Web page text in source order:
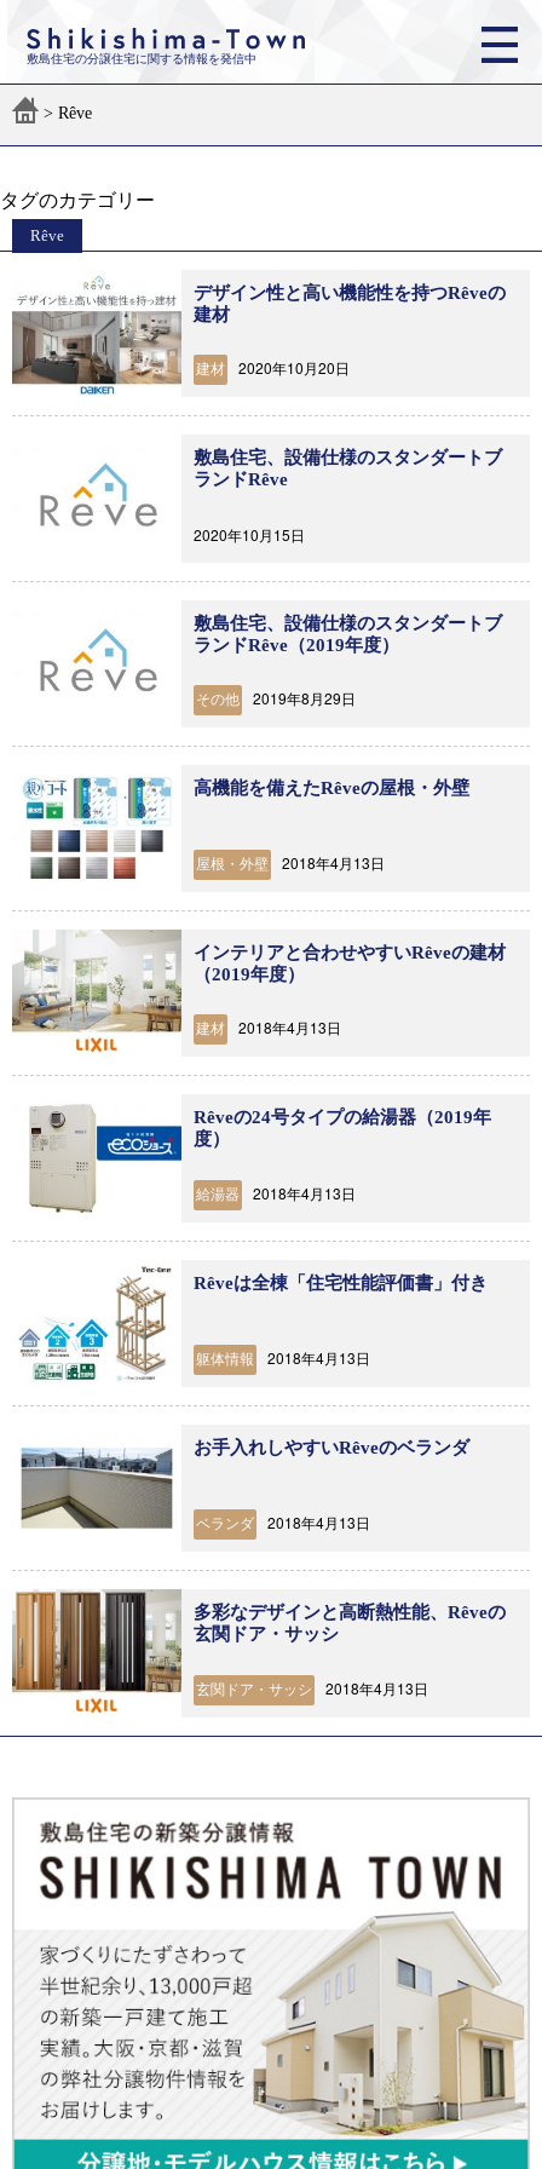
敷島住宅の分譲住宅に関する情報を発信中
> Rêve
タグのカテゴリー
Rêve
デザイン性と高い機能性を持つRêveの
建材
建材 2020年10月20日
敷島住宅、設備仕様のスタンダートブ
ランドRêve
2020年10月15日
敷島住宅、設備仕様のスタンダートブ
ランドRêve（2019年度）
その他 2019年8月29日
高機能を備えたRêveの屋根・外壁
屋根・外壁 2018年4月13日
インテリアと合わせやすいRêveの建材
（2019年度）
建材 2018年4月13日
Rêveの24号タイプの給湯器（2019年
度）
給湯器 2018年4月13日
Rêveは全棟「住宅性能評価書」付き
躯体情報 2018年4月13日
お手入れしやすいRêveのベランダ
ベランダ 2018年4月13日
多彩なデザインと高断熱性能、Rêveの
玄関ドア・サッシ
玄関ドア・サッシ 2018年4月13日